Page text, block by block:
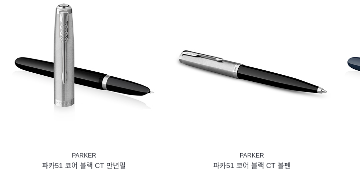
PARKER
파카51 코어 블랙 CT 만년필
PARKER
파카51 코어 블랙 CT 볼펜